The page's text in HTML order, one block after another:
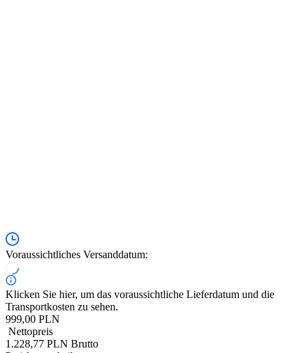
Voraussichtliches Versanddatum:
Klicken Sie hier, um das voraussichtliche Lieferdatum und die
Transportkosten zu sehen.
999,00 PLN
Nettopreis
1.228,77 PLN Brutto